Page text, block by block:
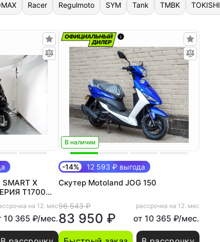
Racer Regulmoto SYM Tank TMBK TOKISHI
X
T1700
на 12. мес
10 365 ₽/мес.
В наличии
-14% 12 593 ₽ выгода
Скутер Motoland JOG 150
96 543 ₽
83 950 ₽
рассрочка на 12. мес
от 10 365 ₽/мес.